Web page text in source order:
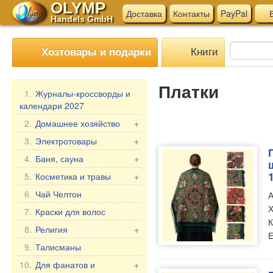
OLYMP
Handels GmbH Доставка Контакты PayPal
Хозтовары и подарки Книги
1. Журналы-кроссворды и
календари 2027
+
2. Домашнее хозяйство
Мангалы, гриль
Шампуры
Мантоварки
Товары для дома
Бытовая химия
Пельменницы, формы
и ножи для теста
Клеёнка в рулонах
Мясорубки
+
3. Электротовары
Электротовары для
кухни
Прочие электротовары
+
4. Баня, сауна
Веники для бани
Текстиль для бани
Аксессуары для бани
Косметика для бани и
ванны
+
5. Косметика и травы
Подарочные наборы
Бабушка Агафья
Репейник
Лошадиная Линия
Belle Jardin
6. Чай Челтон
7. Краски для волос
+
8. Религия
Иконы в машину
Настольные иконы, 2-,
9. Талисманы
+
10. Для фанатов и
Платки